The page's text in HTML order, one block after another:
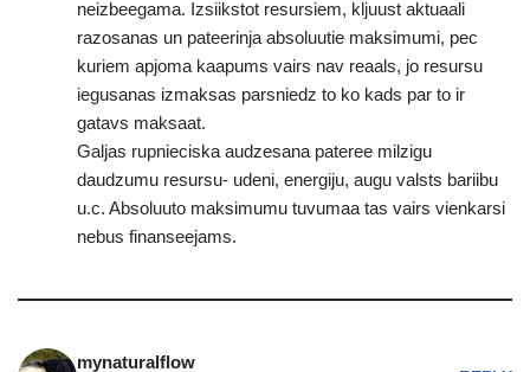
neizbeegama. Izsiikstot resursiem, kljuust aktuaali
razosanas un pateerinja absoluutie maksimumi, pec
kuriem apjoma kaapums vairs nav reaals, jo resursu
iegusanas izmaksas parsniedz to ko kads par to ir
gatavs maksaat.
Galjas rupnieciska audzesana pateree milzigu
daudzumu resursu- udeni, energiju, augu valsts bariibu
u.c. Absoluuto maksimumu tuvumaa tas vairs vienkarsi
nebus finanseejams.
mynaturalflow